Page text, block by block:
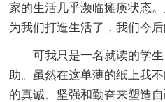
家的生活几乎濒临瘫痪状态
为我们打造生活了，我们今
可我只是一名就读的学
助。虽然在这单薄的纸上我
的真诚、坚强和勤奋来塑造